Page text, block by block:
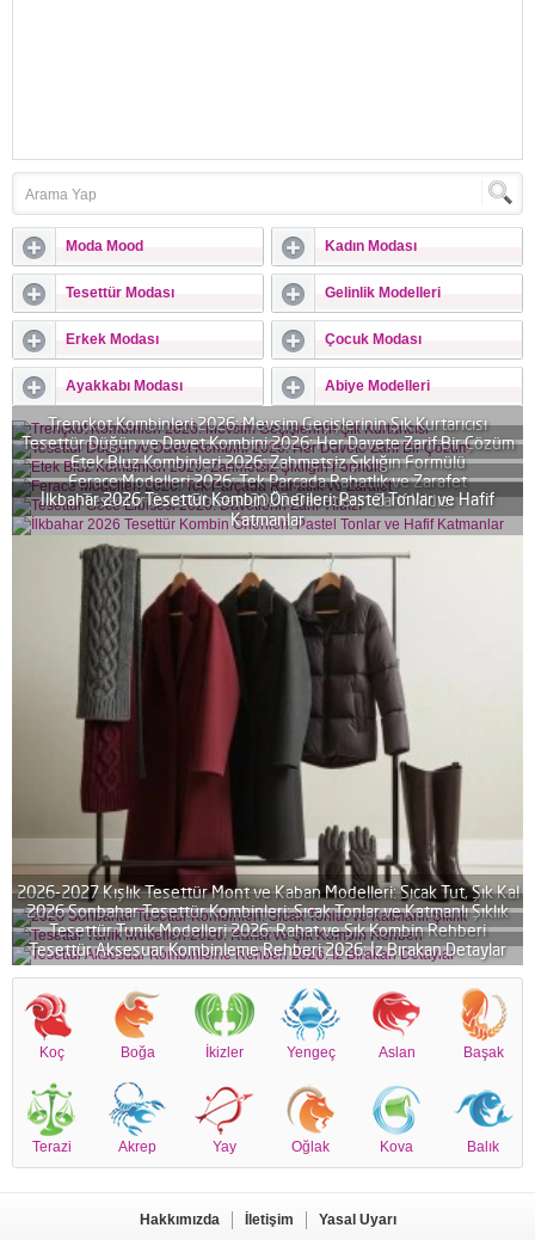
Moda Mood Kadın Modası
Tesettür Modası Gelinlik Modelleri
Erkek Modası Çocuk Modası
Ayakkabı Modası Abiye Modelleri
Trençkot Kombinleri 2026: Mevsim Geçişlerinin Şık Kurtarıcısı
Tesettür Düğün ve Davet Kombini 2026: Her Davete Zarif Bir Çözüm
Etek Bluz Kombinleri 2026: Zahmetsiz Şıklığın Formülü
Ferace Modelleri 2026: Tek Parçada Rahatlık ve Zarafet
Tesettür Gece Elbisesi 2026: Davetlerin Zarif Yıldızı
İlkbahar 2026 Tesettür Kombin Önerileri: Pastel Tonlar ve Hafif
Katmanlar
2026-2027 Kışlık Tesettür Mont ve Kaban Modelleri: Sıcak Tut, Şık Kal
2026 Sonbahar Tesettür Kombinleri: Sıcak Tonlar ve Katmanlı Şıklık
Tesettür Tunik Modelleri 2026: Rahat ve Şık Kombin Rehberi
Tesettür Aksesuar Kombinleme Rehberi 2026: İz Bırakan Detaylar
Koç Boğa İkizler Yengeç Aslan Başak
Terazi Akrep Yay Oğlak Kova Balık
Hakkımızda İletişim Yasal Uyarı